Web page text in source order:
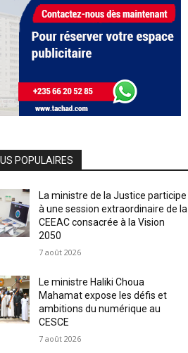
POPULAIRES
La ministre de la Justice participe
à une session extraordinaire de la
CEEAC consacrée à la Vision
2050
7 août 2026
Le ministre Haliki Choua
Mahamat expose les défis et
ambitions du numérique au
CESCE
7 août 2026